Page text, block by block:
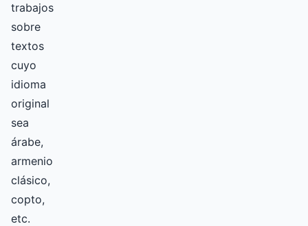
trabajos
sobre
textos
cuyo
idioma
original
sea
árabe,
armenio
clásico,
copto,
etc.